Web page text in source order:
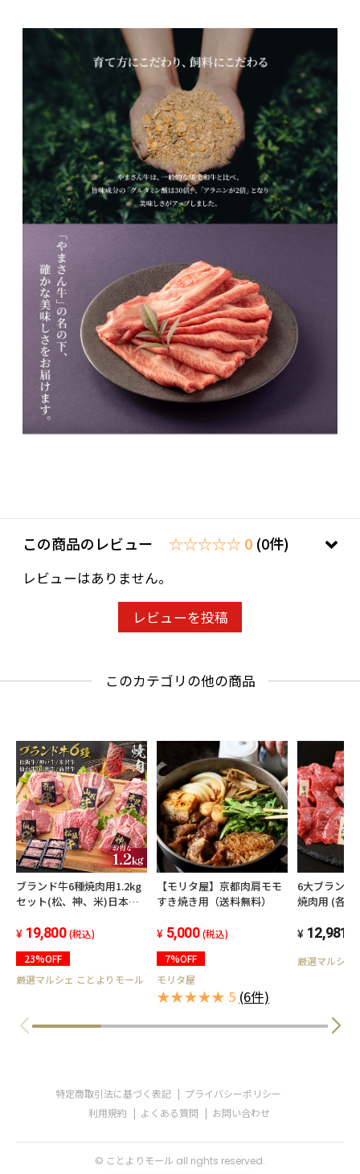
この商品のレビュー ☆☆☆☆☆ 0 (0件)
レビューはありません。
レビューを投稿
このカテゴリの他の商品
ブランド牛6種焼肉用1.2kg
セット(松、神、米)日本が
19,800 (税込)
23%OFF
厳選マルシェ ことよりモール
【モリタ屋】京都肉肩モモ
すき焼き用（送料無料）
5,000 (税込)
7%OFF
モリタ屋
★★★★★ 5 (6件)
6大ブランド
焼肉用 (各
12,981
厳選マルシェ
特定商取引法に基づく表記
プライバシーポリシー
利用規約
よくある質問 お問い合わせ
© ことよりモール all rights reserved.